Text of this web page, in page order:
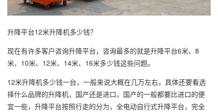
升降平台12米升降机多少钱？
现在有许多客户咨询升降平台，咨询最多的就是升降平台6米、8
米、10米、12米、14米、16米多少钱这些问题。
12米升降机多少钱一台，一般来说大概在几万左右，具体还要看选
择什么品牌的升降机，国产还是进口，国产的一般都要比进口的便
宜一些，升降平台按照行走的分为，全电动自行式升降平台，完全